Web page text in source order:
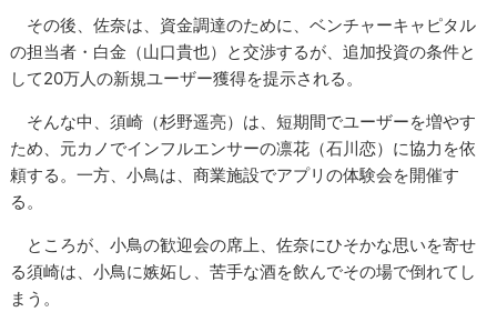
その後、佐奈は、資金調達のために、ベンチャーキャピタル
の担当者・白金（山口貴也）と交渉するが、追加投資の条件と
して20万人の新規ユーザー獲得を提示される。
そんな中、須崎（杉野遥亮）は、短期間でユーザーを増やす
ため、元カノでインフルエンサーの凛花（石川恋）に協力を依
頼する。一方、小鳥は、商業施設でアプリの体験会を開催す
る。
ところが、小鳥の歓迎会の席上、佐奈にひそかな思いを寄せ
る須崎は、小鳥に嫉妬し、苦手な酒を飲んでその場で倒れてし
まう。